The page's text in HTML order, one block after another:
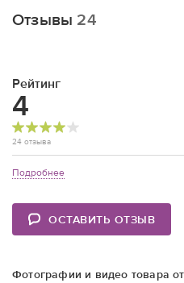
Отзывы 24
Рейтинг
4
24 отзыва
Подробнее
ОСТАВИТЬ ОТЗЫВ
Фотографии и видео товара